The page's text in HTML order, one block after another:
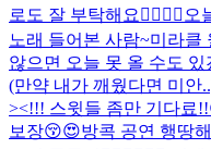
로도 잘 부탁해요❤️‍🔥❤️‍🔥 오
노래 들어본 사람~미라클
않으면 오늘 못 올 수도
(만약 내가 깨웠다면 미안
><!!! 스윗들 좀만 기다료
보장😚😍방콕 공연 행땅